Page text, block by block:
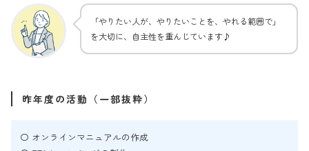
「やりたい人が、やりたいことを、やれる範囲で」
を大切に、自主性を重んじています♪
昨年度の活動（一部抜粋）
〇 オンラインマニュアルの作成